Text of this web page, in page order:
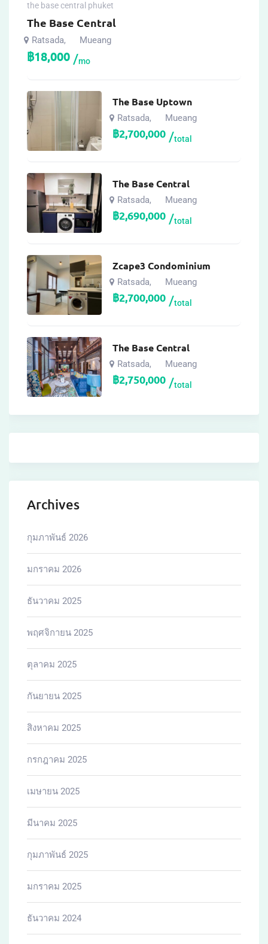
the base central phuket
The Base Central
Ratsada, Mueang
฿18,000 mo
The Base Uptown
Ratsada, Mueang
฿2,700,000 total
The Base Central
Ratsada, Mueang
฿2,690,000 total
Zcape3 Condominium
Ratsada, Mueang
฿2,700,000 total
The Base Central
Ratsada, Mueang
฿2,750,000 total
Archives
กุมภาพันธ์ 2026
มกราคม 2026
ธันวาคม 2025
พฤศจิกายน 2025
ตุลาคม 2025
กันยายน 2025
สิงหาคม 2025
กรกฎาคม 2025
เมษายน 2025
มีนาคม 2025
กุมภาพันธ์ 2025
มกราคม 2025
ธันวาคม 2024